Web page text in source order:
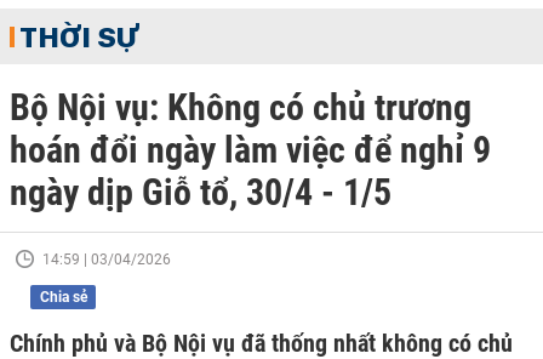
THỜI SỰ
Bộ Nội vụ: Không có chủ trương
hoán đổi ngày làm việc để nghỉ 9
ngày dịp Giỗ tổ, 30/4 - 1/5
14:59 | 03/04/2026
Chia sẻ
Chính phủ và Bộ Nội vụ đã thống nhất không có chủ